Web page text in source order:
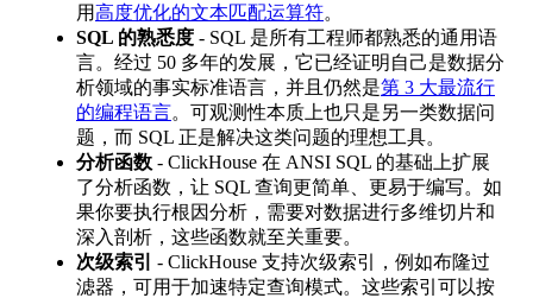
用高度优化的文本匹配运算符。
SQL 的熟悉度 - SQL 是所有工程师都熟悉的通用语
言。经过 50 多年的发展，它已经证明自己是数据分
析领域的事实标准语言，并且仍然是第 3 大最流行
的编程语言。可观测性本质上也只是另一类数据问
题，而 SQL 正是解决这类问题的理想工具。
分析函数 - ClickHouse 在 ANSI SQL 的基础上扩展
了分析函数，让 SQL 查询更简单、更易于编写。如
果你要执行根因分析，需要对数据进行多维切片和
深入剖析，这些函数就至关重要。
次级索引
- ClickHouse 支持次级索引，例如布隆过
滤器，可用于加速特定查询模式。这些索引可以按